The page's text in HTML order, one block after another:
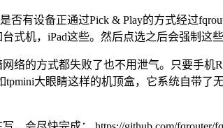
否有设备正通过Pick & Play的方式经过
式机，iPad这些。然后点选之后会强制这
络的方式都失败了也不用泄气。只要手
tpmini大眼睛这样的机顶盒，它系统自带